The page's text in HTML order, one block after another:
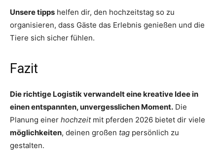
Unsere tipps helfen dir, den hochzeitstag so zu
organisieren, dass Gäste das Erlebnis genießen und die
Tiere sich sicher fühlen.
Fazit
Die richtige Logistik verwandelt eine kreative Idee in
einen entspannten, unvergesslichen Moment. Die
Planung einer hochzeitmit pferden 2026 bietet dir viele
möglichkeiten, deinen großen tag persönlich zu
gestalten.